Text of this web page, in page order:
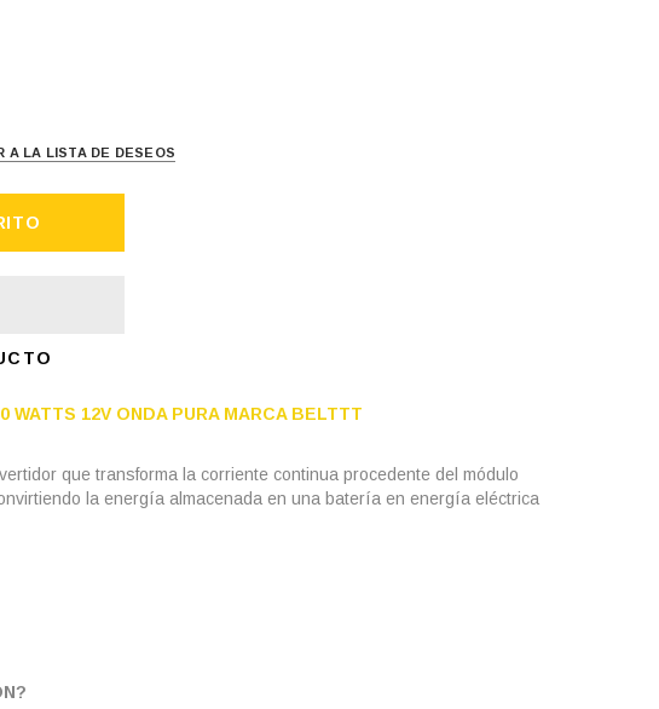
A LA LISTA DE DESEOS
WATTS 12V ONDA PURA MARCA BELTTT
que transforma la corriente continua procedente del módulo
la energía almacenada en una batería en energía eléctrica